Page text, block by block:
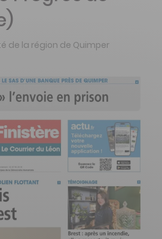
de la région de Quimper